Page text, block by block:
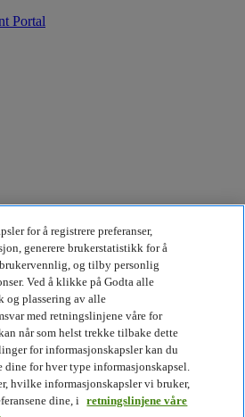
Portal
for å registrere preferanser,
generere brukerstatistikk for å
og tilby personlig
Ved å klikke på Godta alle
og plassering av alle
med retningslinjene våre for
når som helst trekke tilbake dette
for informasjonskapsler kan du
dine for hver type informasjonskapsel.
hvilke informasjonskapsler vi bruker,
dine, i retningslinjene våre